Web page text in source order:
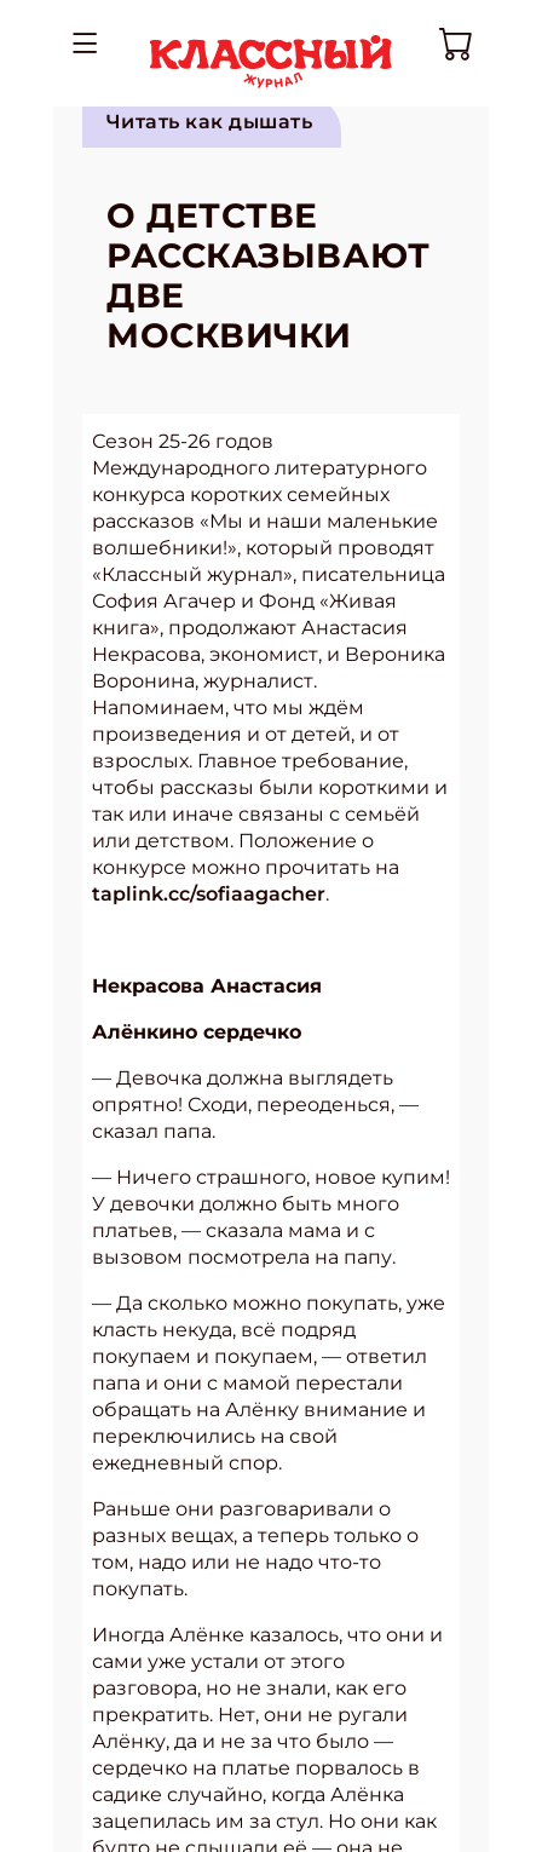
Читать как дышать
О ДЕТСТВЕ
РАССКАЗЫВАЮТ
ДВЕ
МОСКВИЧКИ
Сезон 25-26 годов
Международного литературного
конкурса коротких семейных
рассказов «Мы и наши маленькие
волшебники!», который проводят
«Классный журнал», писательница
София Агачер и Фонд «Живая
книга», продолжают Анастасия
Некрасова, экономист, и Вероника
Воронина, журналист.
Напоминаем, что мы ждём
произведения и от детей, и от
взрослых. Главное требование,
чтобы рассказы были короткими и
так или иначе связаны с семьёй
или детством. Положение о
конкурсе можно прочитать на
taplink.cc/sofiaagacher.
Некрасова Анастасия
Алёнкино сердечко
— Девочка должна выглядеть
опрятно! Сходи, переоденься, —
сказал папа.
— Ничего страшного, новое купим!
У девочки должно быть много
платьев, — сказала мама и с
вызовом посмотрела на папу.
— Да сколько можно покупать, уже
класть некуда, всё подряд
покупаем и покупаем, — ответил
папа и они с мамой перестали
обращать на Алёнку внимание и
переключились на свой
ежедневный спор.
Раньше они разговаривали о
разных вещах, а теперь только о
том, надо или не надо что-то
покупать.
Иногда Алёнке казалось, что они и
сами уже устали от этого
разговора, но не знали, как его
прекратить. Нет, они не ругали
Алёнку, да и не за что было —
сердечко на платье порвалось в
садике случайно, когда Алёнка
зацепилась им за стул. Но они как